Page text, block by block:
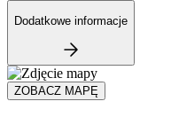
Dodatkowe informacje
ZOBACZ MAPĘ